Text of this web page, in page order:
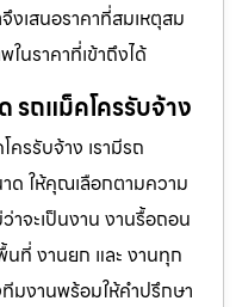
งเสนอราคาที่สมเหตุสม
นราคาที่เข้าถึงได้
รถแม็คโครรับจ้าง
ครรับจ้าง เรามีรถ
ด ให้คุณเลือกตามความ
จะเป็นงาน งานรื้อถอน
ที่ งานยก และ งานทุก
มงานพร้อมให้คำปรึกษา